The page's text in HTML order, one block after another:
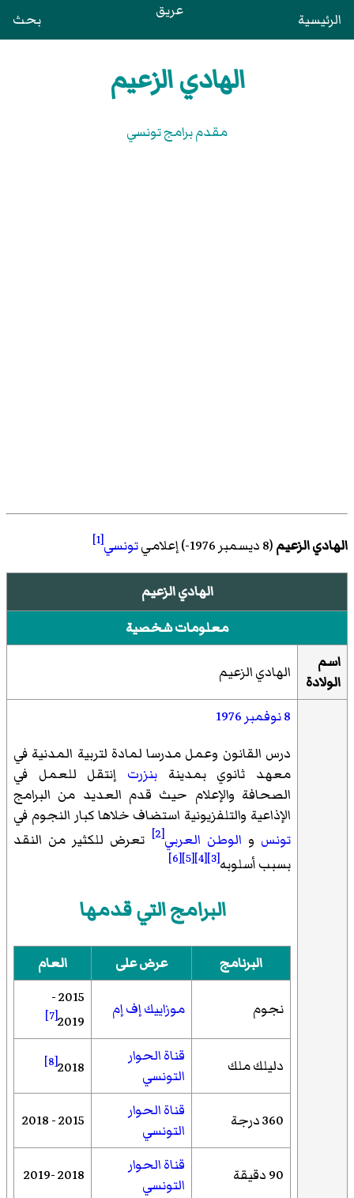
الرئيسية عريق بحث
الهادي الزعيم
مقدم برامج تونسي
الهادي الزعيم(8 ديسمبر 1976-) إعلامي تونسي[1]
الهادي الزعيم
معلومات شخصية
اسم
الولادة
الهادي الزعيم
8 نوفمبر
1976
درس القانون وعمل مدرسا لمادة لتربية المدنية في
معهد ثانوي بمدينة بنزرت إنتقل للعمل في
الصحافة والإعلام حيث قدم العديد من البرامج
الإذاعية والتلفزيونية استضاف خلاها كبار النجوم في
تونس و الوطن العربي[2]
تعرض للكثير من النقد
بسبب أسلوبه[3]
[4]
[5]
[6]
البرامج التي قدمها
البرنامج عرض على العام
نجوم موزاييك إف إم
2015 -
2019
[7]
دليلك ملك
قناة الحوار
التونسي
2018
[8]
360 درجة
قناة الحوار
التونسي
2015 - 2018
90 دقيقة
قناة الحوار
التونسي
2018 -2019